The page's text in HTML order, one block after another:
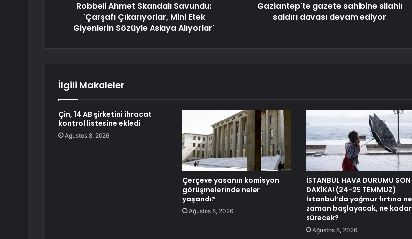
Robbeli Ahmet Skandalı Savundu:
'Çarşafı Çıkarıyorlar, Mini Etek
Giyenlerin Sözüyle Askıya Alıyorlar'
Gaziantep'te gazete sahibine silahlı
saldırı davası devam ediyor
İlgili Makaleler
Çin, 14 AB şirketini ihracat
kontrol listesine ekledi
Ağustos 8, 2026
Çerçeve yasanın komisyon
görüşmelerinde neler
yaşandı?
Ağustos 8, 2026
İSTANBUL HAVA DURUMU SON
DAKİKA! (24-25 TEMMUZ)
İstanbul’da yağmur fırtına ne
zaman başlayacak, ne kadar
sürecek?
Ağustos 8, 2026